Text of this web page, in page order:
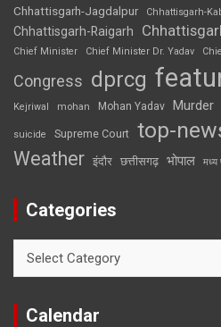
Chhattisgarh-Jagdalpur Chhattisgarh-
Chhattisgarh-Raigarh
Chief Minister
Chief Minister Dr. Yadav
Congress dprcg
Kejriwal mohan Mohan Yadav Murder
suicide Supreme Court top-
Weather इंदौर छत्तीसगढ़ भोपाल मध्य
Categories
Calendar